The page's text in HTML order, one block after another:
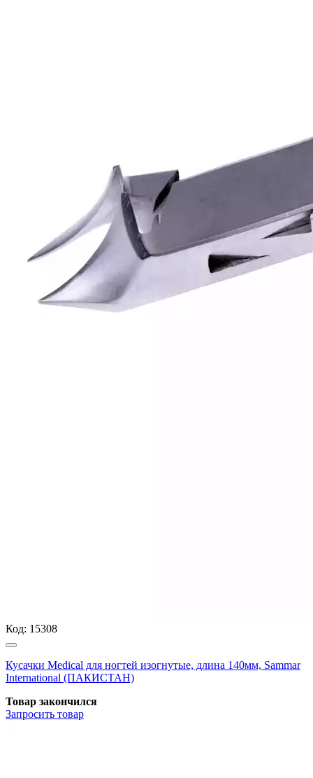
Код: 15308
Кусачки Medical для ногтей изогнутые, длина 140мм, Sammar
International (ПАКИСТАН)
Товар закончился
Запросить товар